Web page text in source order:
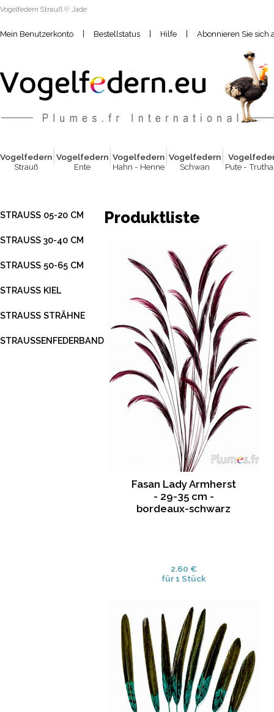
Vogelfedern Strauß Jade
Mein Benutzerkonto | Bestellstatus | Hilfe | Abonnieren Sie sich
Vogelfedern
Strauß
Vogelfedern
Ente
Vogelfedern
Hahn - Henne
Vogelfedern
Schwan
Vogelfede
Pute -
STRAUSS 05-20 CM
STRAUSS 30-40 CM
STRAUSS 50-65 CM
STRAUSS KIEL
STRAUSS STRÄHNE
STRAUSSENFEDERBAND
Produktliste
Fasan Lady Armherst
- 29-35 cm -
bordeaux-schwarz
2.60 €
für 1 Stück